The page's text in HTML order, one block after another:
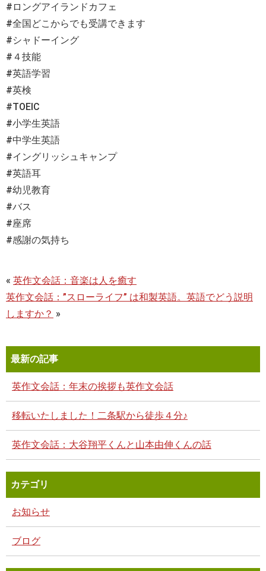
#ロングアイランドカフェ
#全国どこからでも受講できます
#シャドーイング
#４技能
#英語学習
#英検
#TOEIC
#小学生英語
#中学生英語
#イングリッシュキャンプ
#英語耳
#幼児教育
#バス
#座席
#感謝の気持ち
« 英作文会話：音楽は人を癒す
英作文会話：”スローライフ” は和製英語。英語でどう説明
しますか？ »
最新の記事
英作文会話：年末の挨拶も英作文会話
移転いたしました！二条駅から徒歩４分♪
英作文会話：大谷翔平くんと山本由伸くんの話
カテゴリ
お知らせ
ブログ